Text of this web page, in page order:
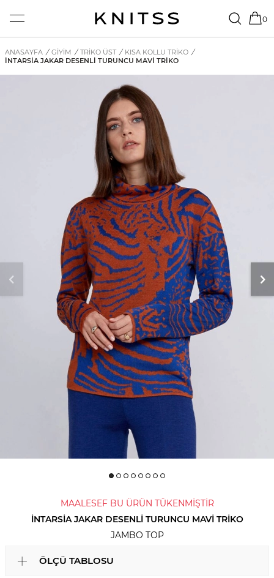
0
ANASAYFA / GİYİM / TRIKO ÜST / KISA KOLLU TRIKO /
İNTARSIA JAKAR DESENLI TURUNCU MAVI TRIKO
MAALESEF BU ÜRÜN TÜKENMİŞTİR
İNTARSIA JAKAR DESENLI TURUNCU MAVI TRIKO
JAMBO TOP
ÖLÇÜ TABLOSU